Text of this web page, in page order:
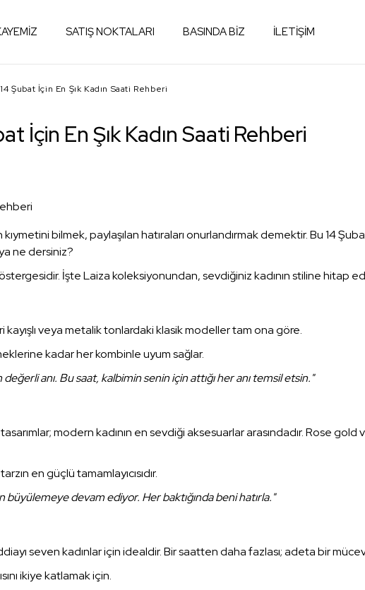
SATIŞ NOKTALARI BASINDA BİZ İLETİŞİM
Şubat İçin En Şık Kadın Saati Rehberi
İçin En Şık Kadın Saati Rehberi
bilmek, paylaşılan hatıraları onurlandırmak demektir. Bu 14
ne dersiniz?
İşte Laiza koleksiyonundan, sevdiğiniz kadının stiline hitap
veya metalik tonlardaki klasik modeller tam ona göre.
kadar her kombinle uyum sağlar.
anı. Bu saat, kalbimin senin için attığı her anı temsil etsin."
modern kadının en sevdiği aksesuarlar arasındadır. Rose
en güçlü tamamlayıcısıdır.
devam ediyor. Her baktığında beni hatırla."
seven kadınlar için idealdir. Bir saatten daha fazlası; adeta bir
ikiye katlamak için.